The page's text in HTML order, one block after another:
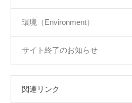
環境（Environment）
サイト終了のお知らせ
関連リンク